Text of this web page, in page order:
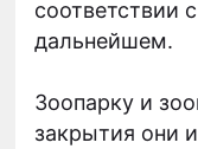
соответствии
дальнейшем.
Зоопарку и
закрытия они